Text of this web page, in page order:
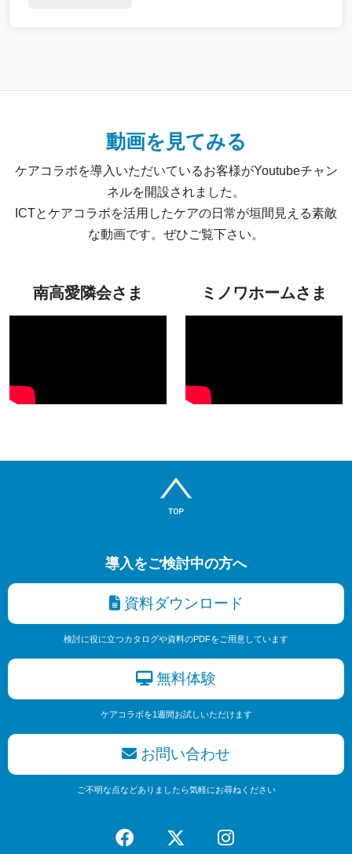
動画を見てみる
ケアコラボを導入いただいているお客様がYoutubeチャン
ネルを開設されました。
ICTとケアコラボを活用したケアの日常が垣間見える素敵
な動画です。ぜひご覧下さい。
南高愛隣会さま ミノワホームさま
導入をご検討中の方へ
資料ダウンロード
検討に役に立つカタログや資料のPDFをご用意しています
無料体験
ケアコラボを1週間お試しいただけます
お問い合わせ
ご不明な点などありましたら気軽にお尋ねください